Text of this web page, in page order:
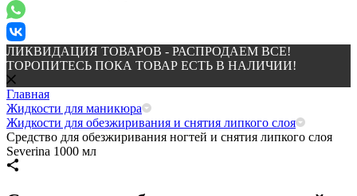
ЛИКВИДАЦИЯ ТОВАРОВ - РАСПРОДАЕМ ВСЕ!
ТОРОПИТЕСЬ ПОКА ТОВАР ЕСТЬ В НАЛИЧИИ!
Главная
Жидкости для маникюра
Жидкости для обезжиривания и снятия липкого слоя
Средство для обезжиривания ногтей и снятия липкого слоя
Severina 1000 мл